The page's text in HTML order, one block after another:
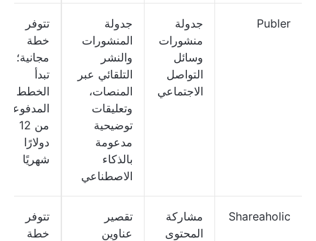
Publer
جدولة
منشورات
وسائل
التواصل
الاجتماعي
جدولة
المنشورات
والنشر
التلقائي عبر
المنصات،
وتعليقات
توضيحية
مدعومة
بالذكاء
الاصطناعي
تتوفر
خطة
مجانية؛
تبدأ
الخطط
المدفوعة
من 12
دولارًا
شهريًا
Shareaholic
مشاركة
المحتوى
تقصير
عناوين
تتوفر
خطة